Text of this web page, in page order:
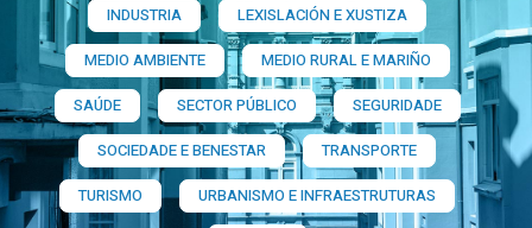
INDUSTRIA
LEXISLACIÓN E XUSTIZA
MEDIO AMBIENTE
MEDIO RURAL E MARIÑO
SAÚDE
SECTOR PÚBLICO
SEGURIDADE
SOCIEDADE E BENESTAR
TRANSPORTE
TURISMO
URBANISMO E INFRAESTRUTURAS